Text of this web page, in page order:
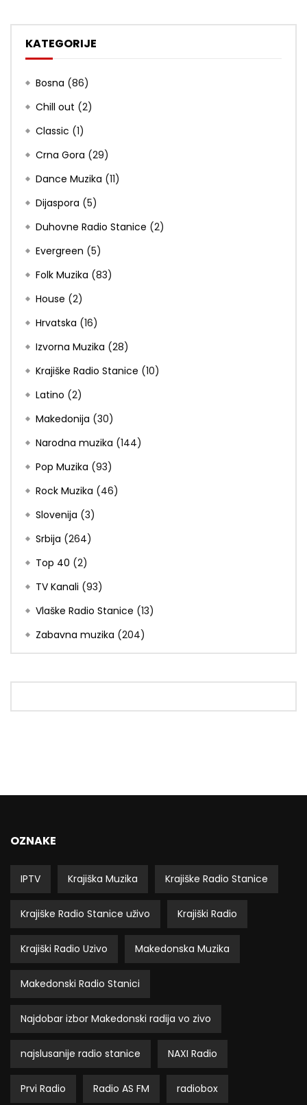
KATEGORIJE
Bosna (86)
Chill out (2)
Classic (1)
Crna Gora (29)
Dance Muzika (11)
Dijaspora (5)
Duhovne Radio Stanice (2)
Evergreen (5)
Folk Muzika (83)
House (2)
Hrvatska (16)
Izvorna Muzika (28)
Krajiške Radio Stanice (10)
Latino (2)
Makedonija (30)
Narodna muzika (144)
Pop Muzika (93)
Rock Muzika (46)
Slovenija (3)
Srbija (264)
Top 40 (2)
TV Kanali (93)
Vlaške Radio Stanice (13)
Zabavna muzika (204)
OZNAKE
IPTV Krajiška Muzika Krajiške Radio Stanice
Krajiške Radio Stanice uživo Krajiški Radio
Krajiški Radio Uzivo Makedonska Muzika
Makedonski Radio Stanici
Najdobar izbor Makedonski radija vo zivo
najslusanije radio stanice NAXI Radio
Prvi Radio Radio AS FM radiobox